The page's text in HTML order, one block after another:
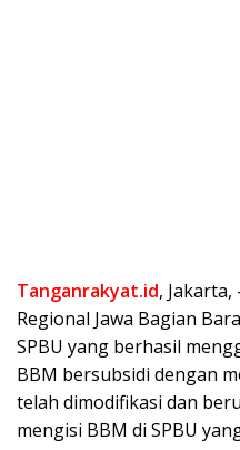
Tanganrakyat.id,
Regional Jawa Bagian
SPBU yang berhasil
BBM bersubsidi dengan
telah dimodifikasi dan
mengisi BBM di SPBU